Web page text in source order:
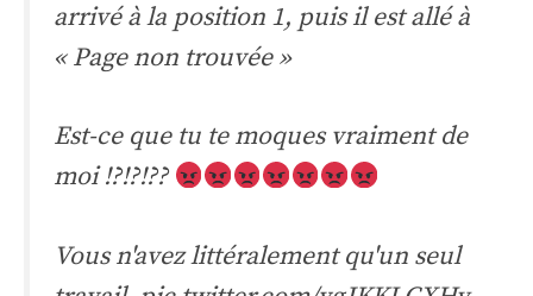
arrivé à la position 1, puis il est allé à
« Page non trouvée »
Est-ce que tu te moques vraiment de
moi !?!?!??
Vous n'avez littéralement qu'un seul